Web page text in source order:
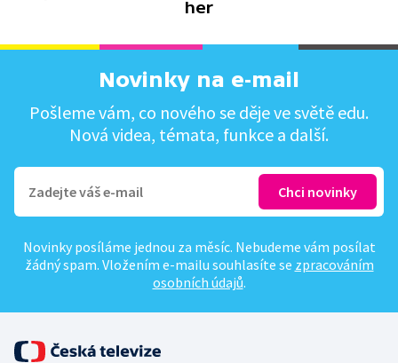
her
Novinky na e-mail
Pošleme vám, co nového se děje ve světě edu.
Nová videa, témata, funkce a další.
Novinky posíláme jednou za měsíc. Nebudeme vám posílat
žádný spam. Vložením e-mailu souhlasíte se zpracováním
osobních údajů.